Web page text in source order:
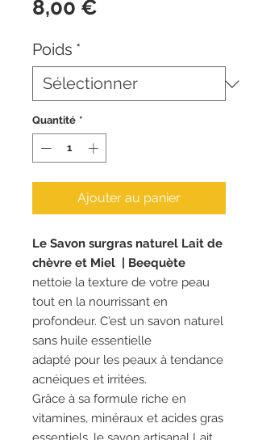
8,00 €
Poids *
Quantité *
Ajouter au panier
Le Savon surgras naturel Lait de
chèvre et Miel | Beequète
nettoie la texture de votre peau
tout en la nourrissant en
profondeur. C'est un savon naturel
sans huile essentielle
adapté pour les peaux à tendance
acnéiques et irritées.
Grâce à sa formule riche en
vitamines, minéraux et acides gras